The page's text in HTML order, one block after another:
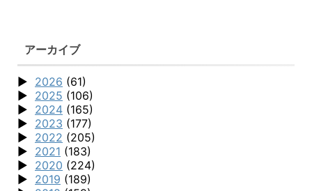
アーカイブ
2026 (61)
2025 (106)
2024 (165)
2023 (177)
2022 (205)
2021 (183)
2020 (224)
2019 (189)